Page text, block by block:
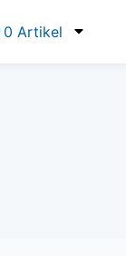
0 Artikel